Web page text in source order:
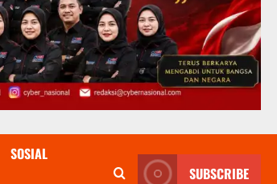
SOSIAL
SUBSCRIBE